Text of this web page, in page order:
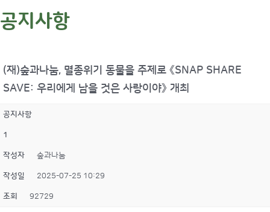
공지사항
(재)숲과나눔, 멸종위기 동물을 주제로 《SNAP SHARE
SAVE: 우리에게 남을 것은 사랑이야》 개최
공지사항
1
작성자 숲과나눔
작성일 2025-07-25 10:29
조회 92729